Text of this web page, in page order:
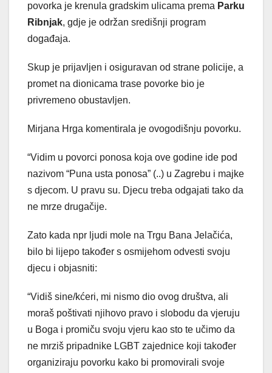
povorka je krenula gradskim ulicama prema Parku
Ribnjak, gdje je održan središnji program
događaja.
Skup je prijavljen i osiguravan od strane policije, a
promet na dionicama trase povorke bio je
privremeno obustavljen.
Mirjana Hrga komentirala je ovogodišnju povorku.
“Vidim u povorci ponosa koja ove godine ide pod
nazivom “Puna usta ponosa” (..) u Zagrebu i majke
s djecom. U pravu su. Djecu treba odgajati tako da
ne mrze drugačije.
Zato kada npr ljudi mole na Trgu Bana Jelačića,
bilo bi lijepo također s osmijehom odvesti svoju
djecu i objasniti:
“Vidiš sine/kćeri, mi nismo dio ovog društva, ali
moraš poštivati njihovo pravo i slobodu da vjeruju
u Boga i promiču svoju vjeru kao sto te učimo da
ne mrziš pripadnike LGBT zajednice koji također
organiziraju povorku kako bi promovirali svoje